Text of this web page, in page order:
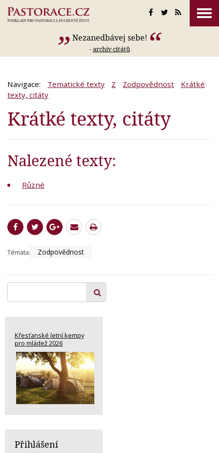
Nezanedbávej sebe!
-archív citátů
Navigace: Tematické texty Z Zodpovědnost
Krátké
texty, citáty
Krátké texty, citáty
Nalezené texty:
Různé
Témata: Zodpovědnost
Křesťanské letní kempy
pro mládež 2026
Přihlášení